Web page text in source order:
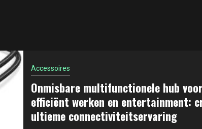
Accessoires
Onmisbare multifunctionele hub voor
efficiënt werken en entertainment:
ultieme connectiviteitservaring